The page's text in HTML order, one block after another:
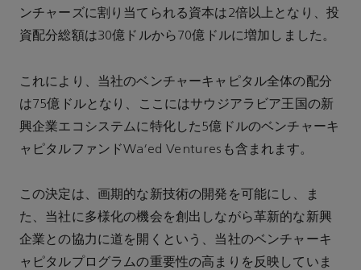
ンチャーズに割り当てられる資本は2倍以上となり、投
資配分総額は30億ドルから70億ドルに増加しました。
これにより、当社のベンチャーキャピタル全体の配分
は75億ドルとなり、ここにはサウジアラビア王国の新
興企業エコシステムに特化した5億ドルのベンチャーキ
ャピタルファンドWa'ed Venturesも含まれます。
この決定は、画期的な新技術の開発を可能にし、ま
た、当社に多様化の機会を創出しながら革新的な新興
企業との協力に道を開くという、当社のベンチャーキ
ャピタルプログラムの重要性の高まりを反映していま